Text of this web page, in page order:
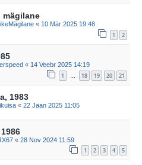
mägilane
« 10 Mär 2025 19:48
1 2
« 14 Veebr 2025 14:19
1 … 18 19 20 21
1983
« 22 Jaan 2025 11:05
« 28 Nov 2024 11:59
1 2 3 4 5